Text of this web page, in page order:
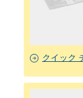
クイック